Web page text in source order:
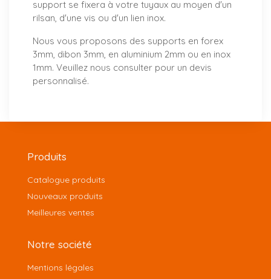
support se fixera à votre tuyaux au moyen d'un
rilsan, d'une vis ou d'un lien inox.
Nous vous proposons des supports en forex
3mm, dibon 3mm, en aluminium 2mm ou en inox
1mm. Veuillez nous consulter pour un devis
personnalisé.
Produits
Catalogue produits
Nouveaux produits
Meilleures ventes
Notre société
Mentions légales